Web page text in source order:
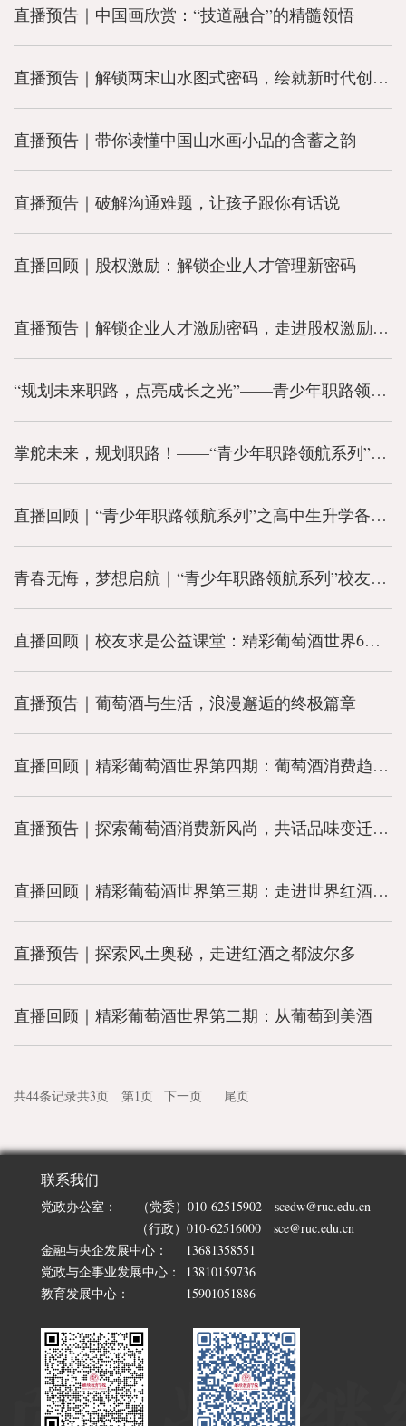
直播预告｜中国画欣赏：“技道融合”的精髓领悟
直播预告｜解锁两宋山水图式密码，绘就新时代创作高峰
直播预告｜带你读懂中国山水画小品的含蓄之韵
直播预告｜破解沟通难题，让孩子跟你有话说
直播回顾｜股权激励：解锁企业人才管理新密码
直播预告｜解锁企业人才激励密码，走进股权激励的奥秘
“规划未来职路，点亮成长之光”——青少年职路领航系列第二讲圆满结束
掌舵未来，规划职路！——“青少年职路领航系列”第二讲来袭！
直播回顾｜“青少年职路领航系列”之高中生升学备考经验直播课程圆满结束
青春无悔，梦想启航｜“青少年职路领航系列”校友求是公益课堂开讲啦！
直播回顾｜校友求是公益课堂：精彩葡萄酒世界6期课程圆满结束
直播预告｜葡萄酒与生活，浪漫邂逅的终极篇章
直播回顾｜精彩葡萄酒世界第四期：葡萄酒消费趋势的演变
直播预告｜探索葡萄酒消费新风尚，共话品味变迁之旅
直播回顾｜精彩葡萄酒世界第三期：走进世界红酒之都波尔多
直播预告｜探索风土奥秘，走进红酒之都波尔多
直播回顾｜精彩葡萄酒世界第二期：从葡萄到美酒
共44条记录共3页 第1页 下一页 尾页
联系我们
党政办公室：
（党委）010-62515902 scedw@ruc.edu.cn
（行政）010-62516000 sce@ruc.edu.cn
金融与央企发展中心：
13681358551
党政与企事业发展中心：
13810159736
教育发展中心：
15901051886